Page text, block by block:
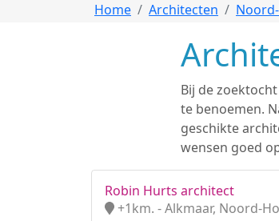
Home Architecten
Bij de
te benoemen.
geschikte
wensen goed
Robin Hurts architect
+1km. - Alkmaar, Noord-